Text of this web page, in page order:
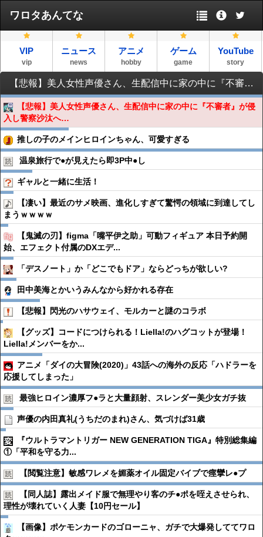
ワロタあんてな
VIP
vip
ニュース
news
アニメ
hobby
ゲーム
game
YouTube
story
【悲報】美人女性声優さん、生配信中に家の中に『不審者』が侵入し警察沙汰へ…
【悲報】美人女性声優さん、生配信中に家の中に『不審者』が侵
入し警察沙汰へ…
推しの子のメインヒロインちゃん、可愛すぎる
温泉旅行で●︎が見えたら即3P中●︎し
ギャルと一緒に生活！
【凄い】最近のサメ映画、進化しすぎて驚愕の領域に到達してし
まうｗｗｗｗ
【鬼滅の刃】figma「嘴平伊之助」可動フィギュア 本日予約開
始、エフェクト付属のDXエデ...
「デスノート」か「どこでもドア」ならどっちが欲しい?
田中美海とかいうみんなから好かれる存在
【悲報】閃光のハサウェイ、モルカーと謎のコラボ
【グッズ】コードにつけられる！Liella!のハグコットが登場！
Liella!メンバーをか...
アニメ「ダイの大冒険(2020)」43話への海外の反応「ハドラーを
応援してしまった」
最強ヒロイン濃厚フ●︎ラと大量顔射、スレンダー美少女ガチ抜
声優の内田真礼(うちだのまれ)さん、気づけば31歳
『ウルトラマントリガー NEW GENERATION TIGA』特別総集編
①「平和を守る力...
【閲覧注意】敏感ワレメを媚薬オイル固定バイブで痙攣レ●︎プ
【同人誌】露出メイド服で無理やり客のチ●︎ポを咥えさせられ、
理性が壊れていく人妻【10円セール】
【画像】ポケモンカードのゴローニャ、ガチで大爆発しててワロ